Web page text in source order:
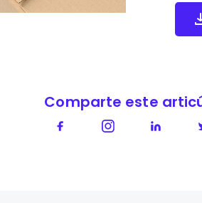
Comparte este